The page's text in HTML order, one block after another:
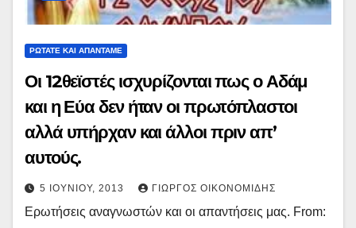
ΡΩΤΑΤΕ ΚΑΙ ΑΠΑΝΤΑΜΕ
Οι 12θεϊστές ισχυρίζονται πως ο Αδάμ
και η Εύα δεν ήταν οι πρωτόπλαστοι
αλλά υπήρχαν και άλλοι πριν απ’
αυτούς.
5 ΙΟΥΝΊΟΥ, 2013 ΓΙΏΡΓΟΣ ΟΙΚΟΝΟΜΊΔΗΣ
Ερωτήσεις αναγνωστών και οι απαντήσεις μας. From: